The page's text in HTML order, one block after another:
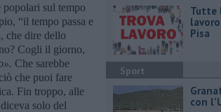
popolari sul tempo
“il tempo passa e
che dire dello
Cogli il giorno,
». Che sarebbe
che puoi fare
Fin troppo, alle
solo del
​Tutte
Pisa
Sport
con